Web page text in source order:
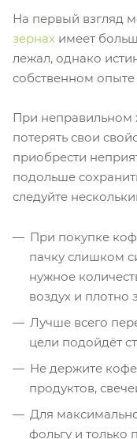
На первый взгляд
зернах имеет
лежал, однако
собственном опыте
При неправильном
потерять свои
приобрести
подольше
следуйте
При покупке
пачку слишком
нужное
воздух и плотно
Лучше всего
цели подойдёт
Не держите
продуктов,
Для
фольгу и только